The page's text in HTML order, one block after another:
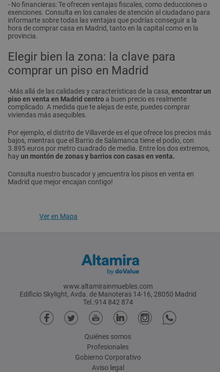
- No financieras: Te ofrecen ventajas fiscales, como deducciones o
exenciones. Consulta en los canales de atención al ciudadano para
informarte sobre todas las ventajas que podrías conseguir a la
hora de comprar casa en Madrid, tanto en la capital como en la
provincia.
Elegir bien la zona: la clave para
comprar un piso en Madrid
-Más allá de las calidades y características de la casa, encontrar un
piso en venta en Madrid centro a buen precio es realmente
complicado. A medida que te alejas de este, puedes comprar
viviendas más asequibles.
Por ejemplo, el distrito de Villaverde es el que ofrece los precios más
bajos, mientras que el Barrio de Salamanca tiene el podio, con
3.895 euros por metro cuadrado de media. Entre los dos extremos,
hayun montón de zonas y barrios con casas en venta.
Consulta nuestro buscador y ¡encuentra los pisos en venta en
Madrid que mejor encajan contigo!
Ver en Mapa
www.altamirainmuebles.com
Edificio Skylight, Avda. de Manoteras 14-16, 28050 Madrid
Tel.:914 842 874
Quiénes somos
Profesionales
Gobierno Corporativo
Aviso legal